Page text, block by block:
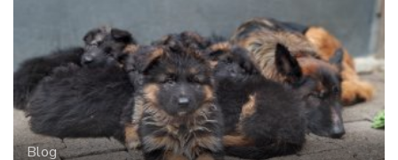
Blog